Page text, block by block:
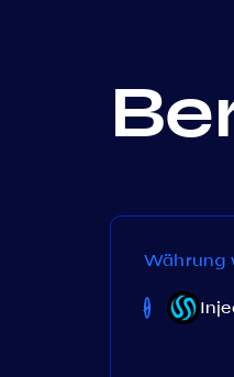
Währung